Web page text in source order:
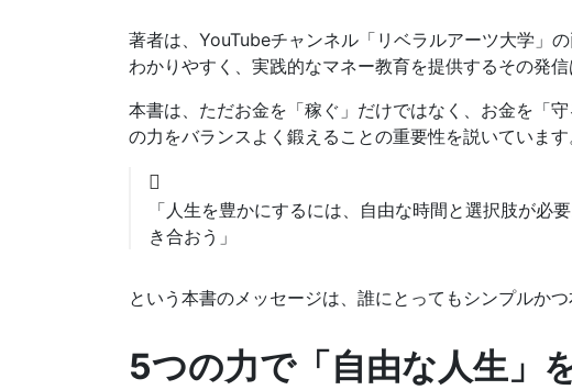
著者は、YouTubeチャンネル「リベラルアーツ大学」の
わかりやすく、実践的なマネー教育を提供するその発
本書は、ただお金を「稼ぐ」だけではなく、お金を「
の力をバランスよく鍛えることの重要性を説いています
「人生を豊かにするには、自由な時間と選択肢が必
き合おう」
という本書のメッセージは、誰にとってもシンプルか
5つの力で「自由な人生」